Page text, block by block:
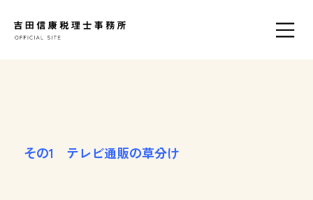
その1 テレビ通販の草分け